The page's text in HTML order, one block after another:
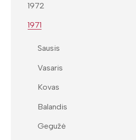
1972
1971
Sausis
Vasaris
Kovas
Balandis
Gegužė